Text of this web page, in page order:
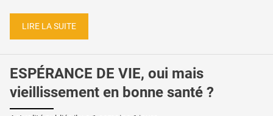
LIRE LA SUITE
ESPÉRANCE DE VIE, oui mais
vieillissement en bonne santé ?